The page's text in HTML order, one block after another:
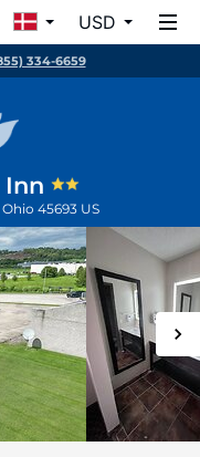
USD
334-6659
Ohio 45693 US